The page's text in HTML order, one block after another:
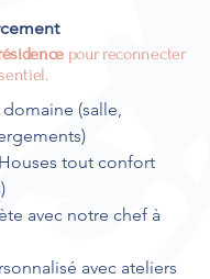
pour reconnecter
(salle,
tout confort
avec notre chef à
avec ateliers